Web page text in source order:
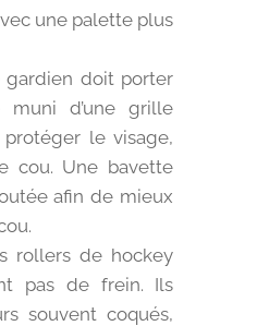
une palette plus
gardien doit porter
muni d’une grille
le visage,
cou. Une bavette
afin de mieux
rollers de hockey
pas de frein. Ils
souvent coqués,